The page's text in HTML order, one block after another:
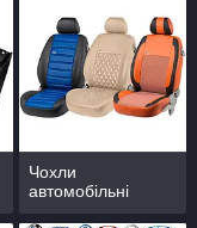
Чохли
автомобільні